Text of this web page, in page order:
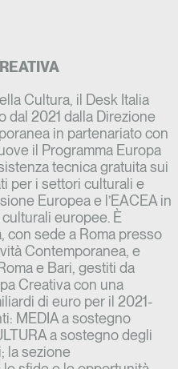
Cultura, il Desk Italia
dal 2021 dalla Direzione
in partenariato con
il Programma Europa
tecnica gratuita sui
per i settori culturali e
Europea e l’EACEA in
europee. È
con sede a Roma presso
Contemporanea, e
e Bari, gestiti da
Creativa con una
di euro per il 2021-
MEDIA a sostegno
a sostegno degli
la sezione